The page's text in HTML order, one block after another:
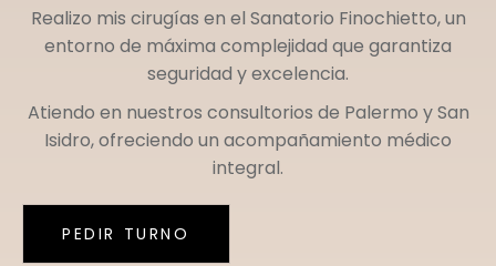
Realizo mis cirugías en el Sanatorio Finochietto, un
entorno de máxima complejidad que garantiza
seguridad y excelencia.
Atiendo en nuestros consultorios de Palermo ySan
Isidro, ofreciendo un acompañamiento médico
integral.
PEDIR TURNO